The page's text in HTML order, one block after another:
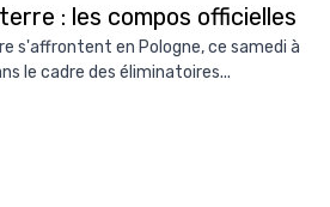
: les compos officielles
s'affrontent en Pologne, ce samedi à
le cadre des éliminatoires...